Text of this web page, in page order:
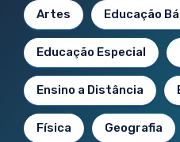
Artes Educação
Educação Especial
Ensino a Distância
Física Geografia